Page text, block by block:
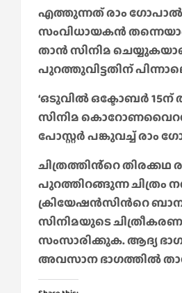
എത്തുന്നത് രാം
സംവിധായകൻ
താൻ സിനിമ
പുറത്തുവിട്ടതിന്
‘ഒടുവിൽ ഒക്ടോബർ
സിനിമ കൊറോണവൈറസ്
പോസ്റ്റർ പങ്കുവച്ച് രാം
ചിത്രത്തിൻ്റെ തിരക്കഥ
പുറത്തിറങ്ങുന്ന
ക്രിയേഷൻസിൻറെ
സിനിമയുടെ
സംസാരിക്കുക. ആദ്യ
അവസാന ഭാഗത്തിൽ